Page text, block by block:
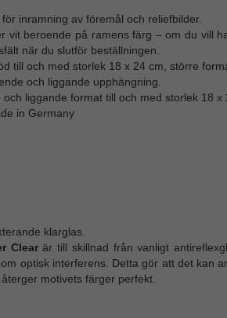
inramning av föremål och reliefbilder.
vit beroende på ramens färg – om du vill
när du slutför beställningen.
till och med storlek 18 x 24 cm, större
och liggande upphängning.
liggande format till och med storlek 18 x
in Germany
klarglas.
Clearär till skillnad från vanligt
optisk interferens. Detta gör att det kan
motivets färger perfekt.